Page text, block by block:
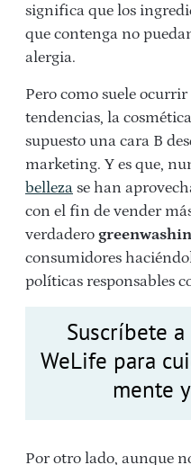
significa que los
que contenga no
alergia.
Pero como suele
tendencias, la
supuesto una cara B
marketing. Y es que,
belleza se han
con el fin de vender
verdadero
consumidores
políticas responsables
Suscríbete
WeLife para
mente
Por otro lado, aunque